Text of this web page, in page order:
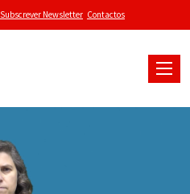
Subscrever Newsletter Contactos
Toggle